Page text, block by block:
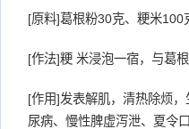
[原料]葛根粉30克、粳米100
[作法]粳 米浸泡一宿，与葛
[作用]发表解肌，清热除烦
尿病、慢性脾虚泻泄、夏令